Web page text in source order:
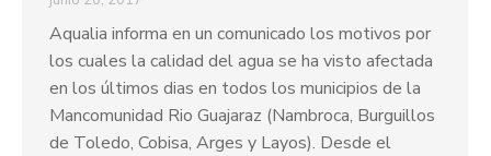
Aqualia informa en un comunicado los motivos por
los cuales la calidad del agua se ha visto afectada
en los últimos dias en todos los municipios de la
Mancomunidad Rio Guajaraz (Nambroca, Burguillos
de Toledo, Cobisa, Arges y Layos). Desde el